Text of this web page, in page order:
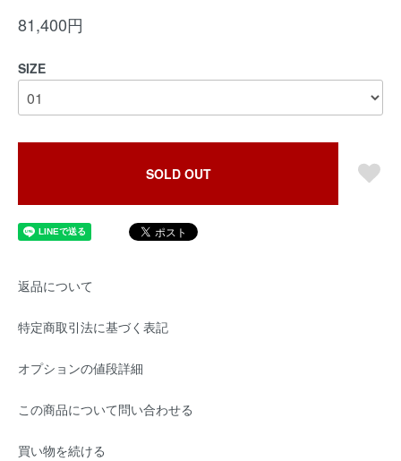
81,400円
SIZE
SOLD OUT
返品について
特定商取引法に基づく表記
オプションの値段詳細
この商品について問い合わせる
買い物を続ける